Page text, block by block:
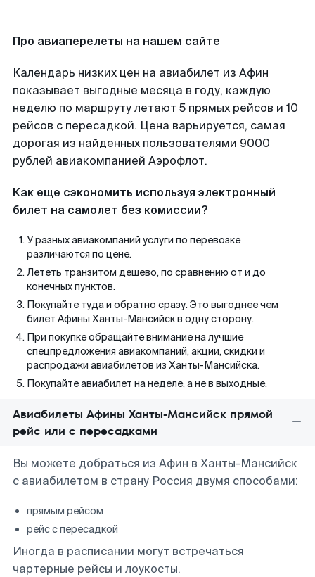
Про авиаперелеты на нашем сайте
Календарь низких цен на авиабилет из Афин
показывает выгодные месяца в году, каждую
неделю по маршруту летают 5 прямых рейсов и 10
рейсов с пересадкой. Цена варьируется, самая
дорогая из найденных пользователями 9000
рублей авиакомпанией Аэрофлот.
Как еще сэкономить используя электронный
билет на самолет без комиссии?
У разных авиакомпаний услуги по перевозке
различаются по цене.
Лететь транзитом дешево, по сравнению от и до
конечных пунктов.
Покупайте туда и обратно сразу. Это выгоднее чем
билет Афины Ханты-Мансийск в одну сторону.
При покупке обращайте внимание на лучшие
спецпредложения авиакомпаний, акции, скидки и
распродажи авиабилетов из Ханты-Мансийска.
Покупайте авиабилет на неделе, а не в выходные.
Авиабилеты Афины Ханты-Мансийск прямой
рейс или с пересадками
Вы можете добраться из Афин в Ханты-Мансийск
с авиабилетом в страну Россия двумя способами:
прямым рейсом
рейс с пересадкой
Иногда в расписании могут встречаться
чартерные рейсы и лоукосты.